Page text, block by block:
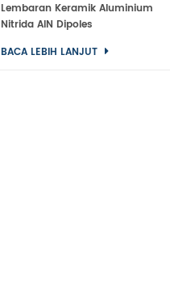
Lembaran Keramik Aluminium
Nitrida AlN Dipoles
BACA LEBIH LANJUT